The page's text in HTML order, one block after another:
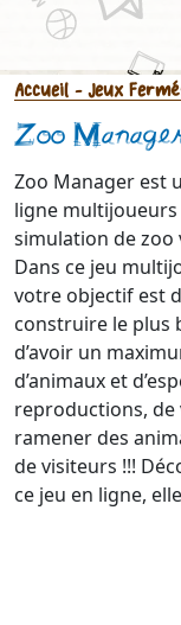
Accueil - Jeux
Zoo
Zoo Manager est
ligne multijoueurs
simulation de zoo
Dans ce jeu
votre objectif est
construire le plus
d’avoir un
d’animaux et
reproductions,
ramener des
de visiteurs !!!
ce jeu en ligne,